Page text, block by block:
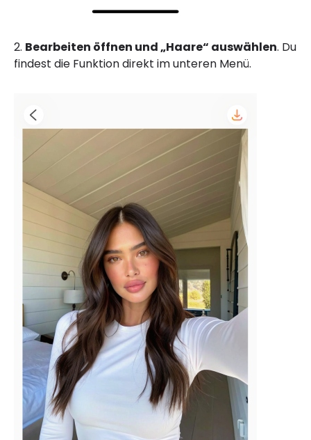
2. Bearbeiten öffnen und „Haare“ auswählen. Du
findest die Funktion direkt im unteren Menü.